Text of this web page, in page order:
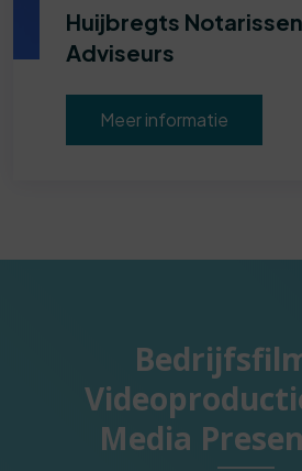
Huijbregts
Adviseurs
Meer informatie
Media